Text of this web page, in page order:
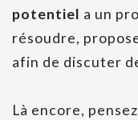
potentiel a un
résoudre,
afin de discuter
Là encore,